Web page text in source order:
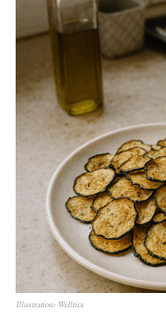
Illustration: Welltica